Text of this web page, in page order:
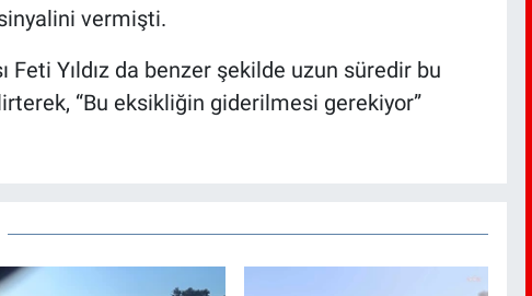
vermişti.
Feti Yıldız da benzer şekilde uzun süredir bu
“Bu eksikliğin giderilmesi gerekiyor”